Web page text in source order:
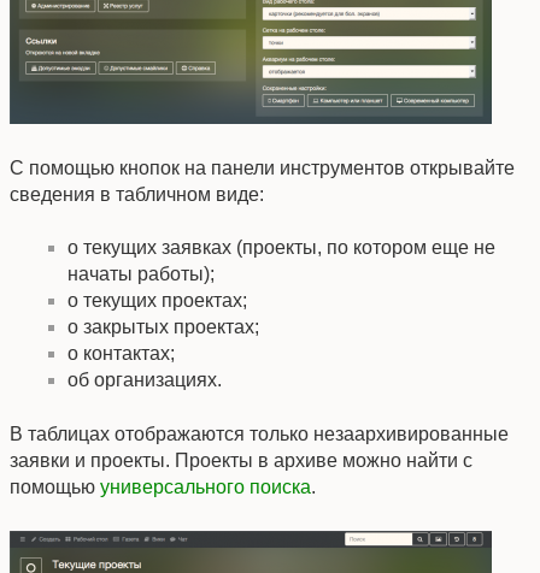
С помощью кнопок на панели инструментов открывайте
сведения в табличном виде:
о текущих заявках (проекты, по котором еще не
начаты работы);
о текущих проектах;
о закрытых проектах;
о контактах;
об организациях.
В таблицах отображаются только незаархивированные
заявки и проекты. Проекты в архиве можно найти с
помощью универсального поиска.